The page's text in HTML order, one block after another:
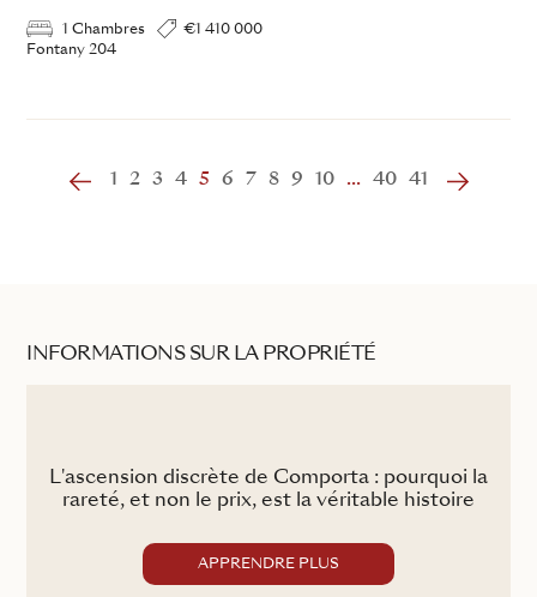
1 Chambres
€1 410 000
Fontany 204
1 2 3 4 5 6 7 8 9 10 ... 40 41
INFORMATIONS SUR LA PROPRIÉTÉ
L'ascension discrète de Comporta : pourquoi la
rareté, et non le prix, est la véritable histoire
APPRENDRE PLUS